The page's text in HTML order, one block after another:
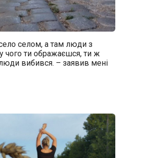
селом, а там люди з
чого ти ображаєшся, ти ж
вибився. – заявив мені